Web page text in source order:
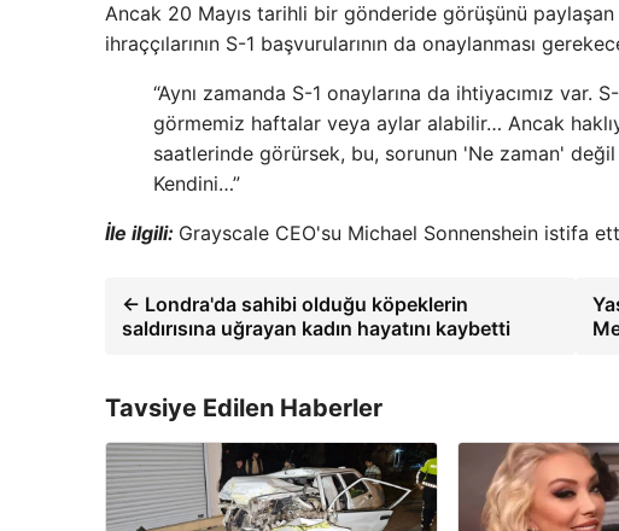
Ancak 20 Mayıs tarihli bir gönderide görüşünü
ihraççılarının S-1 başvurularının da onaylanması
“Aynı zamanda S-1 onaylarına da ihtiyacımız var.
görmemiz haftalar veya aylar alabilir… Ancak
saatlerinde görürsek, bu, sorunun 'Ne zaman'
Kendini…”
İle ilgili: Grayscale CEO'su Michael Sonnenshein istifa
← Londra'da sahibi olduğu köpeklerin
saldırısına uğrayan kadın hayatını kaybetti
Tavsiye Edilen Haberler